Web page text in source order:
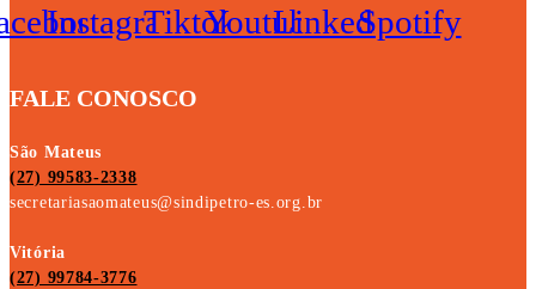
InstagramTiktokYoutubeLinkedinSpotify
FALE CONOSCO
São Mateus
(27) 99583-2338
secretariasaomateus@sindipetro-es.org.br
Vitória
(27) 99784-3776